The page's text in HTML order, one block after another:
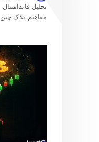
تحلیل فاندامنتال
مفاهیم بلاک چین